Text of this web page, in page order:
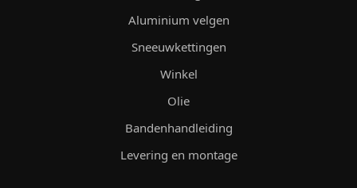
Aluminium velgen
Sneeuwkettingen
Winkel
Olie
Bandenhandleiding
Levering en montage